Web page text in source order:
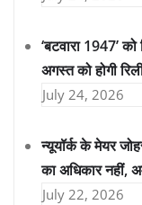
‘बटवारा 1947’
अगस्त को होगी
July 24, 2026
न्यूयॉर्क के मेयर
का अधिकार नहीं,
July 22, 2026